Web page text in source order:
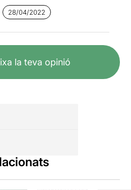
28/04/2022
la teva opinió